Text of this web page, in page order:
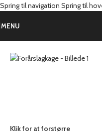
Spring til navigation Spring til
MENU
Klik for at forstørre